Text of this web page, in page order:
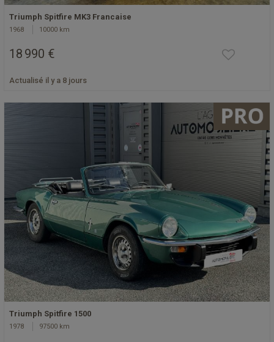
Triumph Spitfire MK3 Francaise
1968 10000 km
18 990 €
Actualisé il y a 8 jours
Triumph Spitfire 1500
1978 97500 km